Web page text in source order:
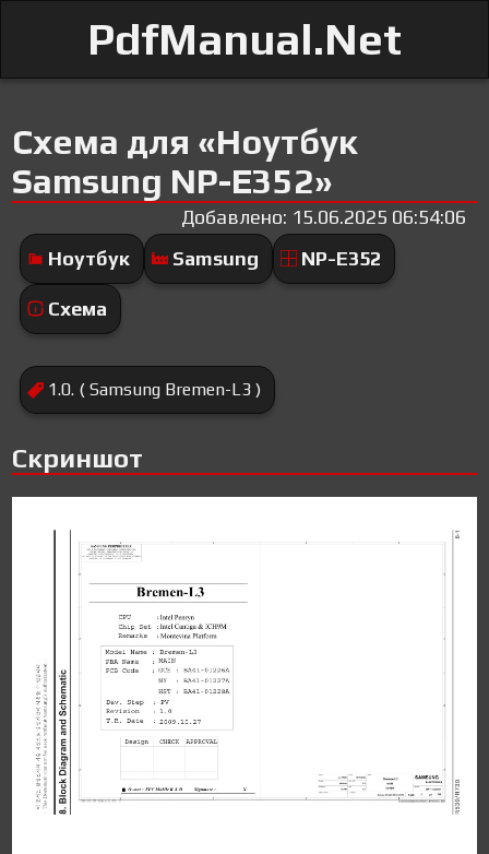
PdfManual.Net
Схема для «Ноутбук
Samsung NP-E352»
Добавлено: 15.06.2025 06:54:06
Ноутбук
Samsung NP-E352
Схема
1.0. ( Samsung Bremen-L3 )
Скриншот